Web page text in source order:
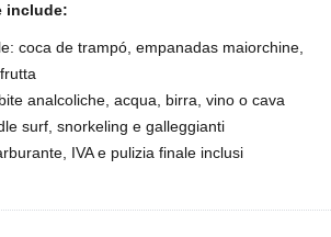
include:
coca de trampó, empanadas maiorchine,
analcoliche, acqua, birra, vino o cava
surf, snorkeling e galleggianti
IVA e pulizia finale inclusi